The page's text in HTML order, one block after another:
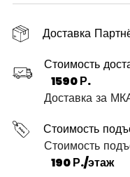
Доставка
Стоимость
1590 Р.
Доставка за
Стоимость
Стоимость
190 Р./этаж